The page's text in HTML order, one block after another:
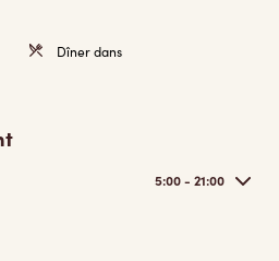
Dîner dans
5:00 - 21:00